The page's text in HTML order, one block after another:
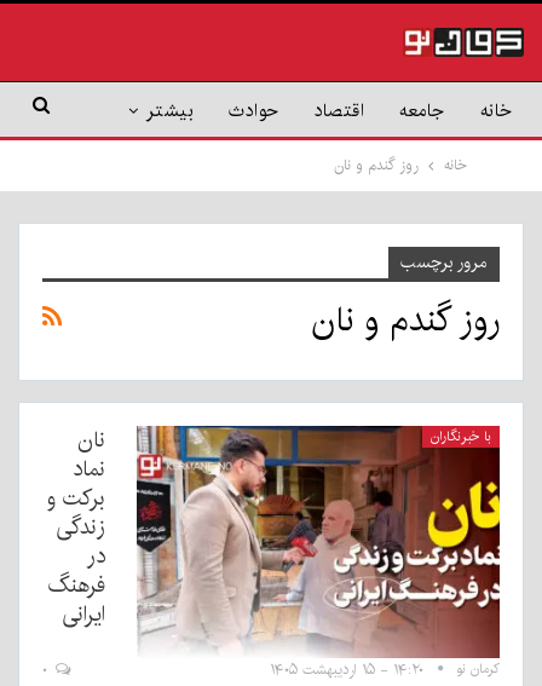
خانه جامعه اقتصاد حوادث بیشتر
خانه روز گندم و نان
مرور برچسب
روز گندم و نان
با خبرنگاران
نان
نماد
برکت و
زندگی
در
فرهنگ
ایرانی
کرمان نو ۱۴:۲۰ - ۱۵ اردیبهشت ۱۴۰۵